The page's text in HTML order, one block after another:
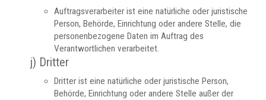
Auftragsverarbeiter ist eine natürliche oder juristische
Person, Behörde, Einrichtung oder andere Stelle, die
personenbezogene Daten im Auftrag des
Verantwortlichen verarbeitet.
j) Dritter
Dritter ist eine natürliche oder juristische Person,
Behörde, Einrichtung oder andere Stelle außer der